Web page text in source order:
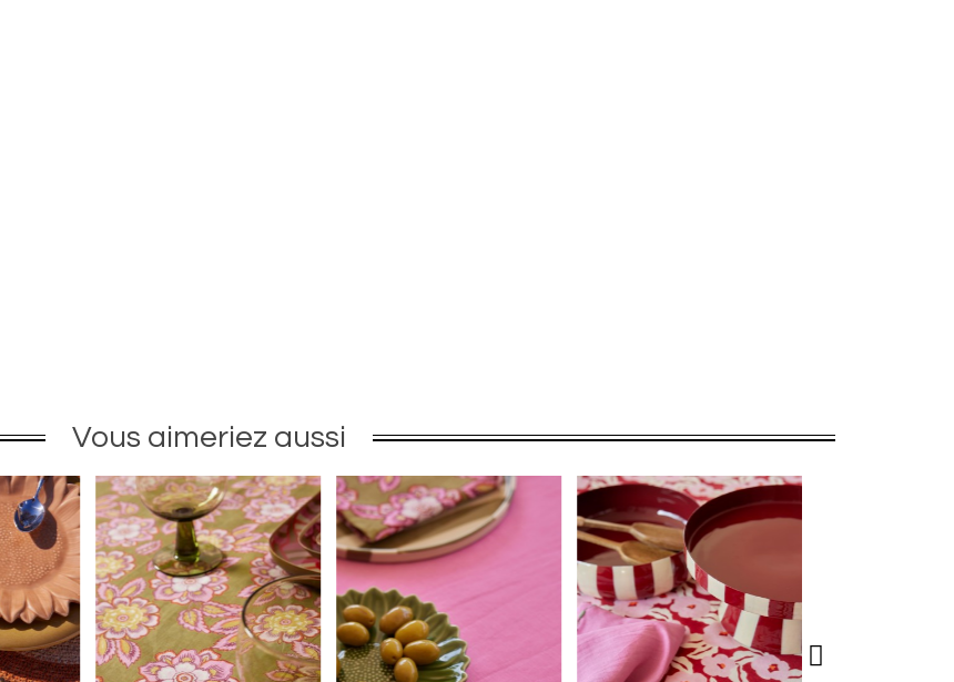
Vous aimeriez aussi